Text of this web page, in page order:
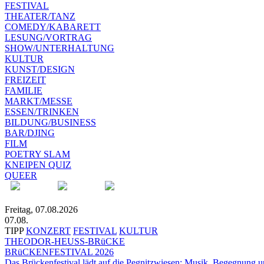
FESTIVAL
THEATER/TANZ
COMEDY/KABARETT
LESUNG/VORTRAG
SHOW/UNTERHALTUNG
KULTUR
KUNST/DESIGN
FREIZEIT
FAMILIE
MARKT/MESSE
ESSEN/TRINKEN
BILDUNG/BUSINESS
BAR/DJING
FILM
POETRY SLAM
KNEIPEN QUIZ
QUEER
Freitag, 07.08.2026
07.08.
TIPP KONZERT FESTIVAL KULTUR
THEODOR-HEUSS-BRüCKE
BRüCKENFESTIVAL 2026